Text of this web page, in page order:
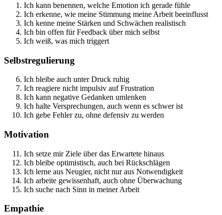
Ich kann benennen, welche Emotion ich gerade fühle
Ich erkenne, wie meine Stimmung meine Arbeit beeinflusst
Ich kenne meine Stärken und Schwächen realistisch
Ich bin offen für Feedback über mich selbst
Ich weiß, was mich triggert
Selbstregulierung
Ich bleibe auch unter Druck ruhig
Ich reagiere nicht impulsiv auf Frustration
Ich kann negative Gedanken umlenken
Ich halte Versprechungen, auch wenn es schwer ist
Ich gebe Fehler zu, ohne defensiv zu werden
Motivation
Ich setze mir Ziele über das Erwartete hinaus
Ich bleibe optimistisch, auch bei Rückschlägen
Ich lerne aus Neugier, nicht nur aus Notwendigkeit
Ich arbeite gewissenhaft, auch ohne Überwachung
Ich suche nach Sinn in meiner Arbeit
Empathie